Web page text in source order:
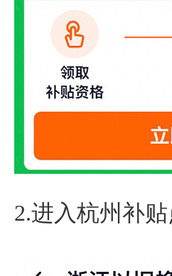
2.进入杭州补